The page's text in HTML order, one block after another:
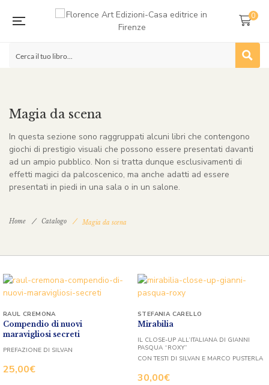
0
Magia da scena
In questa sezione sono raggruppati alcuni libri che contengono
giochi di prestigio visuali che possono essere presentati davanti
ad un ampio pubblico. Non si tratta dunque esclusivamenti di
effetti magici da palcoscenico, ma anche adatti ad essere
presentati in piedi in una sala o in un salone.
Home Catalogo Magia da scena
Compendio di nuovi
maravigliosi secreti
25,00€
RAUL CREMONA
PREFAZIONE DI SILVAN
Mirabilia
30,00€
STEFANIA CARELLO
IL CLOSE-UP ALL’ITALIANA DI GIANNI
PASQUA “ROXY”
CON TESTI DI SILVAN E MARCO PUSTERLA